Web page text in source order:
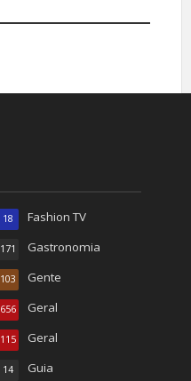
Fashion TV
18
Gastronomia
171
Gente
103
Geral
656
Geral
115
Guia
14